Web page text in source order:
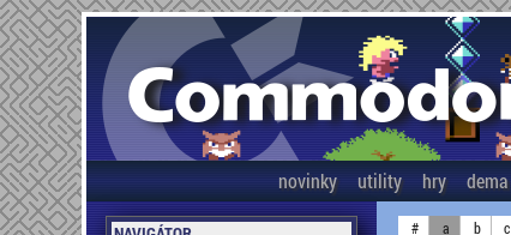
novinky utility hry dema
# a b c